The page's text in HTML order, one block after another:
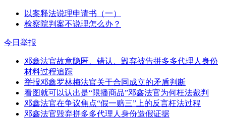
以案释法说理申请书（一）
检察院判案不说理怎么办？
今日举报
邓鑫法官故意隐匿、错认、毁弃被告拼多多代理人身份
材料过程追踪
举报邓鑫罗林梅法官关于合同成立的矛盾判断
看图就可以认出是“限播商品”邓鑫法官为何枉法裁判
邓鑫法官在争议焦点“假一赔三”上的反言枉法过程
邓鑫法官毁弃拼多多代理人身份造假证据